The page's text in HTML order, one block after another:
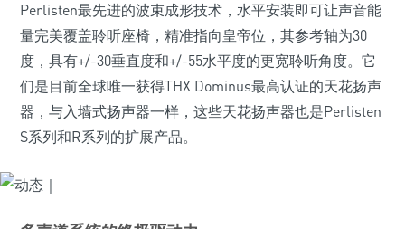
Perlisten最先进的波束成形技术，水平安装即可让声音能
量完美覆盖聆听座椅，精准指向皇帝位，其参考轴为30
度，具有+/-30垂直度和+/-55水平度的更宽聆听角度。它
们是目前全球唯一获得THX Dominus最高认证的天花扬声
器，与入墙式扬声器一样，这些天花扬声器也是Perlisten
S系列和R系列的扩展产品。